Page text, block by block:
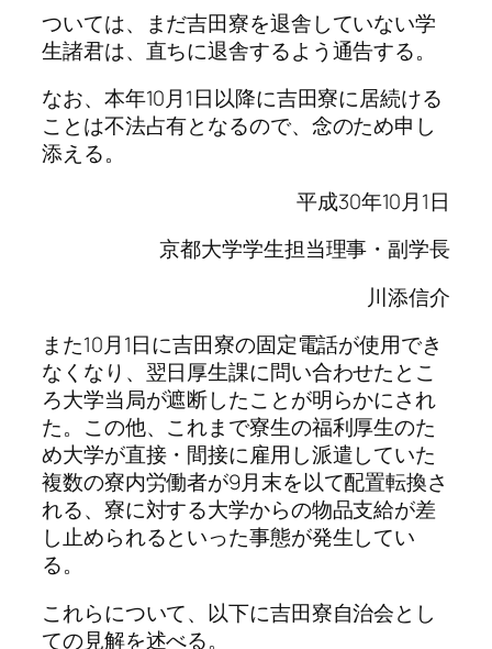
ついては、まだ吉田寮を退舎していない学
生諸君は、直ちに退舎するよう通告する。
なお、本年10月1日以降に吉田寮に居続ける
ことは不法占有となるので、念のため申し
添える。
平成30年10月1日
京都大学学生担当理事・副学長
川添信介
また10月1日に吉田寮の固定電話が使用でき
なくなり、翌日厚生課に問い合わせたとこ
ろ大学当局が遮断したことが明らかにされ
た。この他、これまで寮生の福利厚生のた
め大学が直接・間接に雇用し派遣していた
複数の寮内労働者が9月末を以て配置転換さ
れる、寮に対する大学からの物品支給が差
し止められるといった事態が発生してい
る。
これらについて、以下に吉田寮自治会とし
ての見解を述べる。